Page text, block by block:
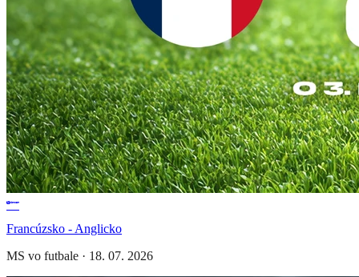
Francúzsko - Anglicko
MS vo futbale · 18. 07. 2026